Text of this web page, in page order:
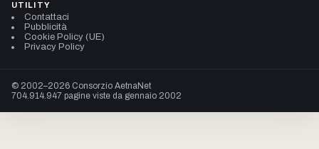
UTILITY
Contattaci
Pubblicità
Cookie Policy (UE)
Privacy Policy
© 2002–2026 Consorzio AetnaNet
704.914.947 pagine viste da gennaio 2002